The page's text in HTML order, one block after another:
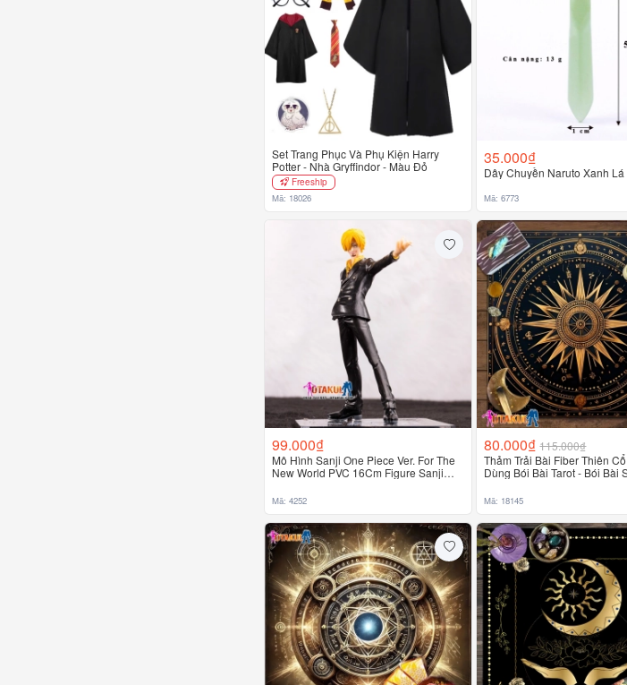
Set Trang Phục Và Phụ Kiện Harry
Potter - Nhà Gryffindor - Màu Đỏ
Freeship
Mã: 18026
35.000₫
Dây Chuyền Naruto Xanh Lá
Mã: 6773
99.000₫
Mô Hình Sanji One Piece Ver. For The
New World PVC 16Cm Figure Sanji
Mã: 4252
80.000₫115.000₫
Thảm Trải Bài Fiber Thiên
Dùng Bói Bài Tarot - Bói Bài
Mã: 18145